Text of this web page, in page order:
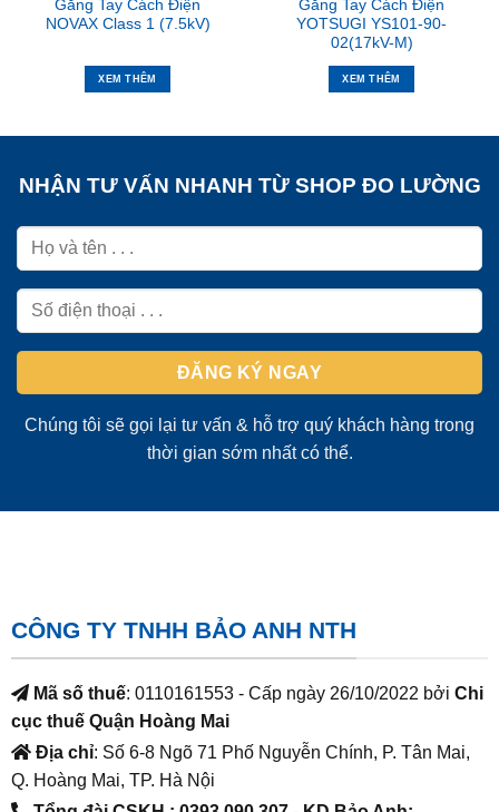
Găng Tay Cách Điện
NOVAX Class 1 (7.5kV)
XEM THÊM
Găng Tay Cách Điện
YOTSUGI YS101-90-
02(17kV-M)
XEM THÊM
NHẬN TƯ VẤN NHANH TỪ SHOP ĐO LƯỜNG
Chúng tôi sẽ gọi lại tư vấn & hỗ trợ quý khách hàng trong
thời gian sớm nhất có thể.
CÔNG TY TNHH BẢO ANH NTH
Mã số thuế: 0110161553 - Cấp ngày 26/10/2022 bởi Chi
cục thuế Quận Hoàng Mai
Địa chỉ: Số 6-8 Ngõ 71 Phố Nguyễn Chính, P. Tân Mai,
Q. Hoàng Mai, TP. Hà Nội